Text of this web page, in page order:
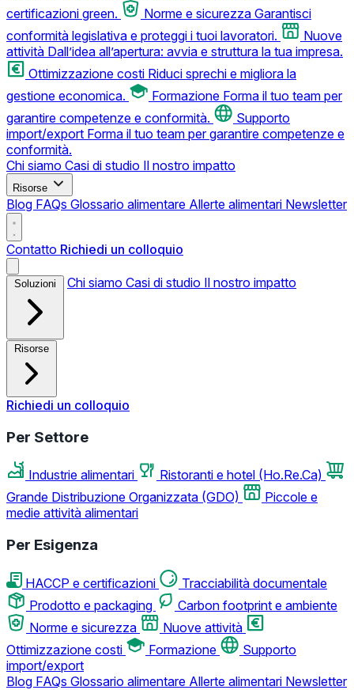
certificazioni green.
Norme e sicurezza Garantisci
conformità legislativa e proteggi i tuoi lavoratori.
Nuove
attività Dall’idea all’apertura: avvia e struttura la tua impresa.
Ottimizzazione costi Riduci sprechi e migliora la
gestione economica.
Formazione Forma il tuo team per
garantire competenze e conformità.
Supporto
import/export Forma il tuo team per garantire competenze e
conformità.
Chi siamo Casi di studio Il nostro impatto
Risorse
Blog FAQs Glossario alimentare Allerte alimentari Newsletter
Contatto Richiedi un colloquio
Soluzioni Chi siamo Casi di studio Il nostro impatto
Risorse
Richiedi un colloquio
Per Settore
Industrie alimentari
Ristoranti e hotel (Ho.Re.Ca)
Grande Distribuzione Organizzata (GDO)
Piccole e
medie attività alimentari
Per Esigenza
HACCP e certificazioni
Tracciabilità documentale
Prodotto e packaging
Carbon footprint e ambiente
Norme e sicurezza
Nuove attività
Ottimizzazione costi
Formazione
Supporto
import/export
Blog FAQs Glossario alimentare Allerte alimentari Newsletter